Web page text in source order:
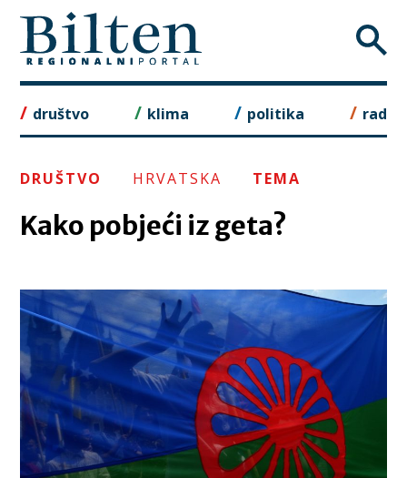
to
content
društvo klima politika rad
DRUŠTVO HRVATSKA TEMA
Kako pobjeći iz geta?